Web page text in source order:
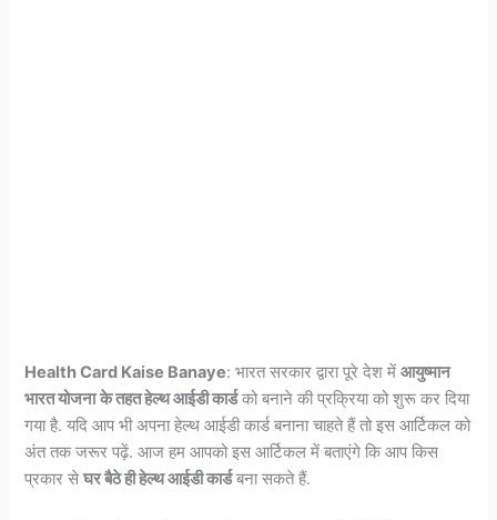
Health Card Kaise Banaye: भारत सरकार द्वारा पूरे देश मेंआयुष्मान
भारत योजना के तहत हेल्थ आईडी कार्डको बनाने की प्रक्रिया को शुरू कर दिया
गया है. यदि आप भी अपना हेल्थ आईडी कार्ड बनाना चाहते हैं तो इस आर्टिकल को
अंत तक जरूर पढ़ें. आज हम आपको इस आर्टिकल में बताएंगे कि आप किस
प्रकार सेघर बैठे ही हेल्थ आईडी कार्डबना सकते हैं.